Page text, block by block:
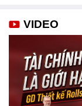
VIDEO